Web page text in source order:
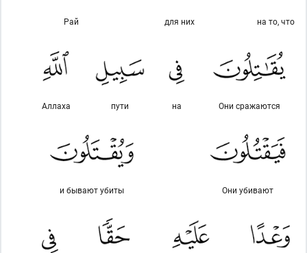
на то, что
для них
Рай
Они сражаются
на
пути
Аллаха
Они убивают
и бывают убиты